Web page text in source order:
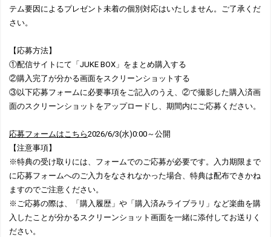
テム要因によるプレゼント未着の個別対応はいたしません。ご了承くだ
さい。
【応募方法】
①配信サイトにて「JUKE BOX」をまとめ購入する
②購入完了が分かる画面をスクリーンショットする
③以下応募フォームに必要事項をご記入のうえ、②で撮影した購入済画
面のスクリーンショットをアップロードし、期間内にご応募ください。
応募フォームはこちら2026/6/3(水)0:00～公開
【注意事項】
※特典の受け取りには、フォームでのご応募が必要です。入力期限まで
に応募フォームへのご入力をなされなかった場合、特典は配布できかね
ますのでご注意ください。
※ご応募の際は、「購入履歴」や「購入済みライブラリ」など楽曲を購
入したことが分かるスクリーンショット画面を一緒に添付してお送りく
ださい。